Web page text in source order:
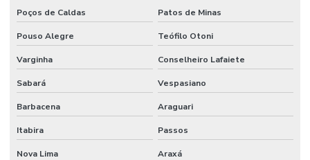
Sistema de combate a incêndio industrial
Sistema de combate a incêndio sprinkler
Sistema de detecção e alarme
Sistema de detecção e alarme de incêndio sem fio
Sistema de detecção e alarme de incêndio wireless
Sistema detecção de incêndio
Poços de Caldas Patos de Minas
Pouso Alegre Teófilo Otoni
Varginha Conselheiro Lafaiete
Sabará Vespasiano
Barbacena Araguari
Itabira Passos
Nova Lima Araxá